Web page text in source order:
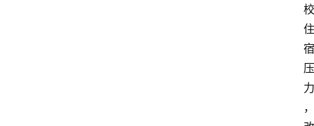
校
住
宿
压
力
，